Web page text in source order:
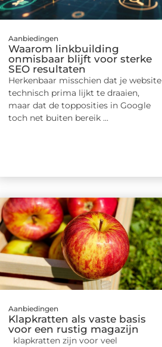
Aanbiedingen
Waarom linkbuilding
onmisbaar blijft voor sterke
SEO resultaten
Herkenbaar misschien dat je website
technisch prima lijkt te draaien,
maar dat de topposities in Google
toch net buiten bereik ...
Aanbiedingen
Klapkratten als vaste basis
voor een rustig magazijn
klapkratten zijn voor veel